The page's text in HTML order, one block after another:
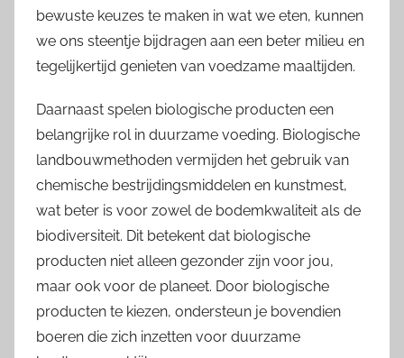
bewuste keuzes te maken in wat we eten, kunnen
we ons steentje bijdragen aan een beter milieu en
tegelijkertijd genieten van voedzame maaltijden.
Daarnaast spelen biologische producten een
belangrijke rol in duurzame voeding. Biologische
landbouwmethoden vermijden het gebruik van
chemische bestrijdingsmiddelen en kunstmest,
wat beter is voor zowel de bodemkwaliteit als de
biodiversiteit. Dit betekent dat biologische
producten niet alleen gezonder zijn voor jou,
maar ook voor de planeet. Door biologische
producten te kiezen, ondersteun je bovendien
boeren die zich inzetten voor duurzame